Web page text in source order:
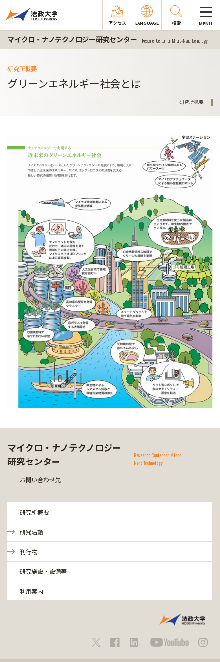
アクセス LANGUAGE 検索 MENU
マイクロ・ナノテクノロジー研究センター Research Center for Micro-Nano Technology
研究所概要
グリーンエネルギー社会とは
研究所概要
マイクロ・ナノテクノロジー
研究センター
Research Center for Micro-
Nano Technology
お問い合わせ先
研究所概要
研究活動
刊行物
研究施設・設備等
利用案内